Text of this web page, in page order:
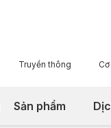
Truyền thông
Sản phẩm